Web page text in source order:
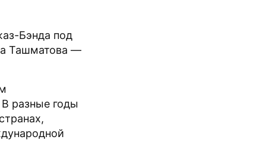
Бэнда под
Ташматова —
разные годы